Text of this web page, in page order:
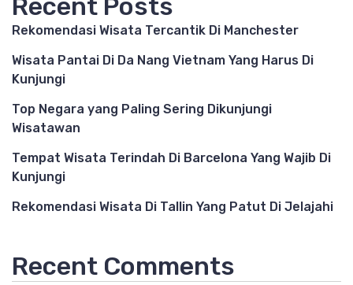
Recent Posts
Rekomendasi Wisata Tercantik Di Manchester
Wisata Pantai Di Da Nang Vietnam Yang Harus Di
Kunjungi
Top Negara yang Paling Sering Dikunjungi
Wisatawan
Tempat Wisata Terindah Di Barcelona Yang Wajib Di
Kunjungi
Rekomendasi Wisata Di Tallin Yang Patut Di Jelajahi
Recent Comments